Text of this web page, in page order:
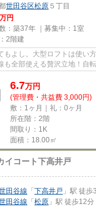
世田谷区松原 ５丁目
万円
：築37年 ｜募集中： 1室
2階建
もよし。大型ロフトは使い
も全部使える贅沢立地！自
２...
6.7万円
(管理費・共益費 3,000円)
敷：1ヶ月｜礼：0ヶ月
所在階：2階
間取り：1K
面積：18.00㎡
イコート下高井戸
田谷線 「下高井戸 」駅 徒歩
田谷線 「松原 」駅 徒歩12分